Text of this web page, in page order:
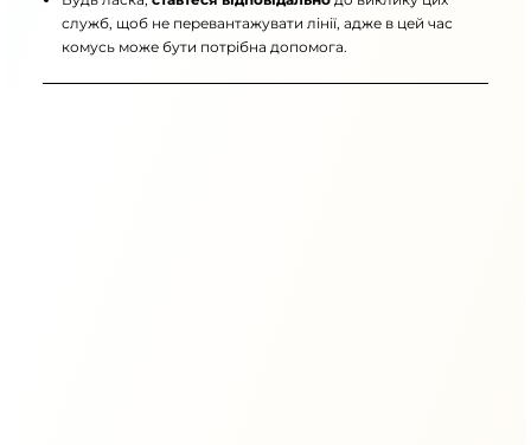
служб, щоб не перевантажувати лінії, адже в цей час
комусь може бути потрібна допомога.